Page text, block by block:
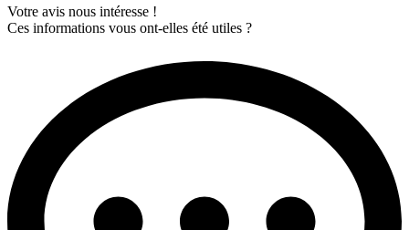
Votre avis nous intéresse !
Ces informations vous ont-elles été utiles ?